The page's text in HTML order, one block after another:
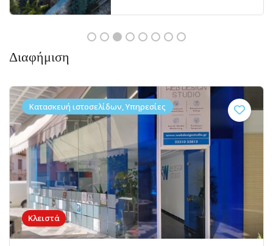
Διαφήμιση
Κλειστά
Κατασκευή ιστοσελίδων, Υπηρεσίες